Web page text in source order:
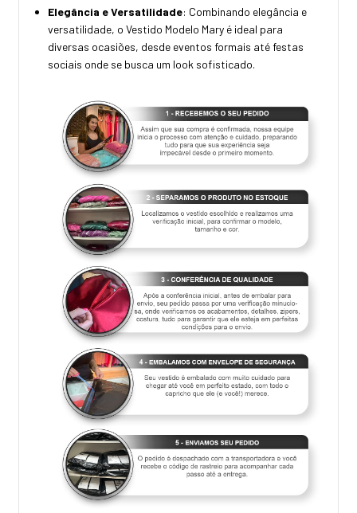
Elegância e Versatilidade: Combinando elegância e
versatilidade, o Vestido Modelo Mary é ideal para
diversas ocasiões, desde eventos formais até festas
sociais onde se busca um look sofisticado.